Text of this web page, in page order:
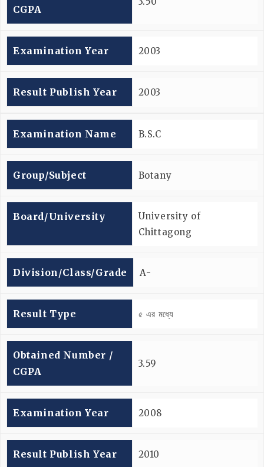
CGPA
Examination Year 2003
Result Publish Year 2003
Examination Name B.S.C
Group/subject Botany
Board/university
University of
Chittagong
Division/Class/Grade A-
Result Type ৫ এর মধ্যে
Obtained Number /
CGPA
3.59
Examination Year 2008
Result Publish Year 2010